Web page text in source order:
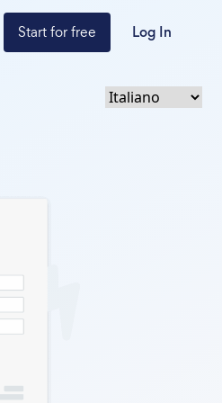
Start for free Log In